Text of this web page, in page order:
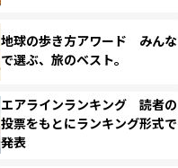
地球の歩き方アワード みんな
で選ぶ、旅のベスト。
エアラインランキング 読者の
投票をもとにランキング形式で
発表